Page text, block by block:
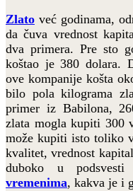
Zlato već godinama,
da čuva vrednost
dva primera. Pre sto
koštao je 380 dolara.
ove kompanije košta
bilo pola kilograma
primer iz Babilona,
zlata mogla kupiti 300
može kupiti isto toliko
kvalitet, vrednost
duboko u
vremenima, kakva je i